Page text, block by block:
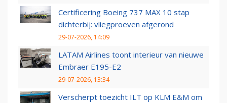
Certificering Boeing 737 MAX 10 stap
dichterbij: vliegproeven afgerond
29-07-2026, 14:09
LATAM Airlines toont interieur van nieuwe
Embraer E195-E2
29-07-2026, 13:34
Verscherpt toezicht ILT op KLM E&M om